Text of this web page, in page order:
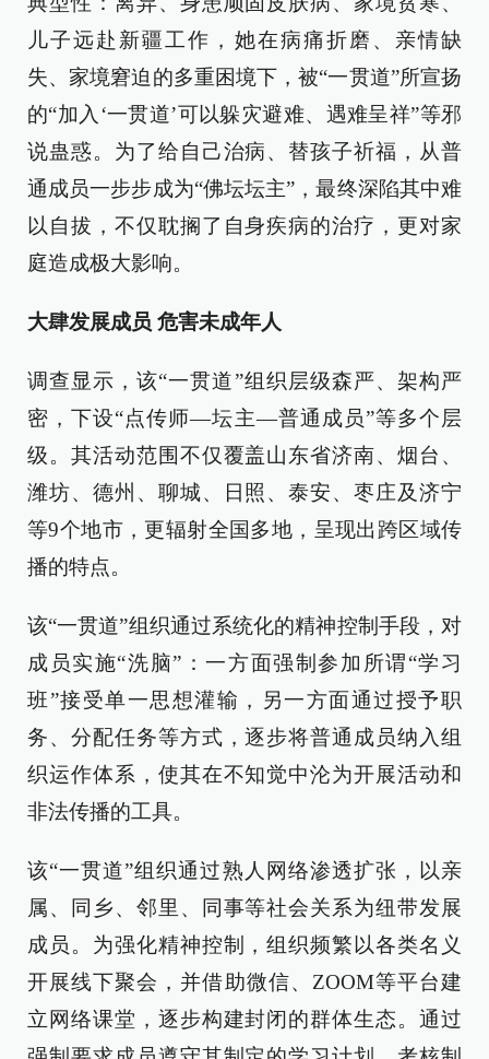
儿子远赴新疆工作，她在病痛折磨、亲情缺
失、家境窘迫的多重困境下，被“一贯道”所宣扬
的“加入‘一贯道’可以躲灾避难、遇难呈祥”等邪
说蛊惑。为了给自己治病、替孩子祈福，从普
通成员一步步成为“佛坛坛主”，最终深陷其中难
以自拔，不仅耽搁了自身疾病的治疗，更对家
庭造成极大影响。
大肆发展成员 危害未成年人
调查显示，该“一贯道”组织层级森严、架构严
密，下设“点传师—坛主—普通成员”等多个层
级。其活动范围不仅覆盖山东省济南、烟台、
潍坊、德州、聊城、日照、泰安、枣庄及济宁
等9个地市，更辐射全国多地，呈现出跨区域传
播的特点。
该“一贯道”组织通过系统化的精神控制手段，对
成员实施“洗脑”：一方面强制参加所谓“学习
班”接受单一思想灌输，另一方面通过授予职
务、分配任务等方式，逐步将普通成员纳入组
织运作体系，使其在不知觉中沦为开展活动和
非法传播的工具。
该“一贯道”组织通过熟人网络渗透扩张，以亲
属、同乡、邻里、同事等社会关系为纽带发展
成员。为强化精神控制，组织频繁以各类名义
开展线下聚会，并借助微信、ZOOM等平台建
立网络课堂，逐步构建封闭的群体生态。通过